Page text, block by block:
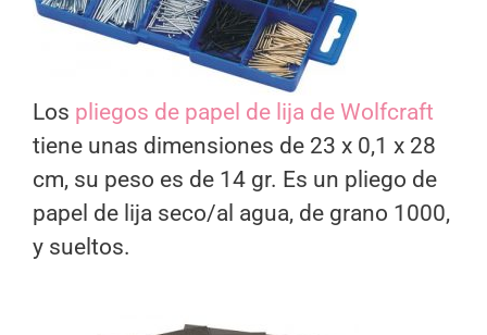
Los pliegos de papel de lija de Wolfcraft
tiene unas dimensiones de 23 x 0,1 x 28
cm, su peso es de 14 gr. Es un pliego de
papel de lija seco/al agua, de grano 1000,
y sueltos.